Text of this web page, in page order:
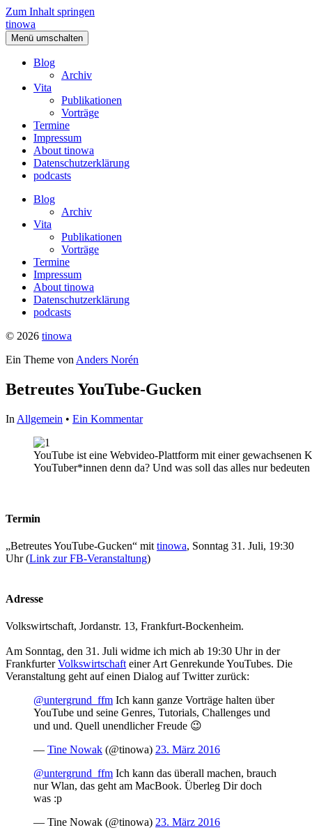
Zum Inhalt springen
tinowa
Menü umschalten
Blog
Archiv
Vita
Publikationen
Vorträge
Termine
Impressum
About tinowa
Datenschutzerklärung
podcasts
Blog
Archiv
Vita
Publikationen
Vorträge
Termine
Impressum
About tinowa
Datenschutzerklärung
podcasts
© 2026 tinowa
Ein Theme von Anders Norén
Betreutes YouTube-Gucken
In Allgemein • Ein Kommentar
YouTube ist eine Webvideo-Plattform mit einer gewachsenen
YouTuber*innen denn da? Und was soll das alles nur bedeuten
Termin
„Betreutes YouTube-Gucken“ mit tinowa, Sonntag 31. Juli, 19:30
Uhr (Link zur FB-Veranstaltung)
Adresse
Volkswirtschaft, Jordanstr. 13, Frankfurt-Bockenheim.
Am Sonntag, den 31. Juli widme ich mich ab 19:30 Uhr in der
FrankfurterVolkswirtschaft einer Art Genrekunde YouTubes. Die
Veranstaltung geht auf einen Dialog auf Twitter zurück:
@untergrund_ffm Ich kann ganze Vorträge halten über
YouTube und seine Genres, Tutorials, Challenges und
und und. Quell unendlicher Freude 😉
— Tine Nowak (@tinowa) 23. März 2016
@untergrund_ffm Ich kann das überall machen, brauch
nur Wlan, das geht am MacBook. Überleg Dir doch
was :p
— Tine Nowak (@tinowa) 23. März 2016